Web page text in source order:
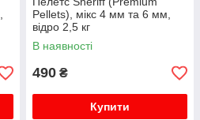
Pellets), мікс 4 мм та 6 мм,
відро 2,5 кг
В наявності
490 ₴
Купити